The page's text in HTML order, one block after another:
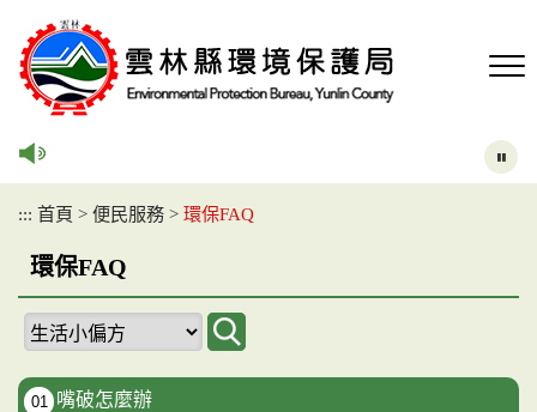
::: 首頁 > 便民服務 > 環保FAQ
環保FAQ
01 嘴破怎麼辦